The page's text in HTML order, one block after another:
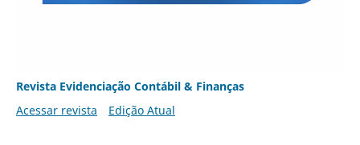
Revista Evidenciação Contábil & Finanças
Acessar revista
Edição Atual